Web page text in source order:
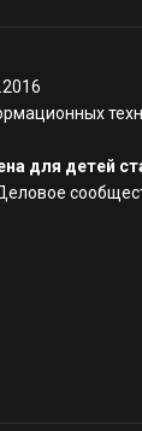
для детей